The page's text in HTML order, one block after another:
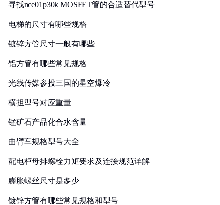
寻找nce01p30k MOSFET管的合适替代型号
电梯的尺寸有哪些规格
镀锌方管尺寸一般有哪些
铝方管有哪些常见规格
光线传媒参投三国的星空爆冷
横担型号对应重量
锰矿石产品化合水含量
曲臂车规格型号大全
配电柜母排螺栓力矩要求及连接规范详解
膨胀螺丝尺寸是多少
镀锌方管有哪些常见规格和型号